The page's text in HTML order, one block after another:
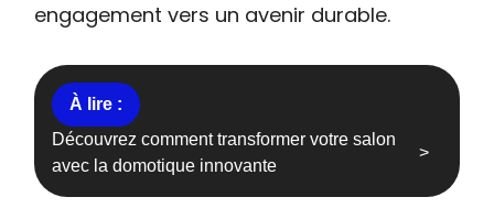
engagement vers un avenir durable.
Découvrez comment transformer votre salon
avec la domotique innovante